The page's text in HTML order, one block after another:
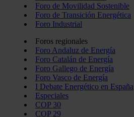
Foro de Movilidad Sostenible
Foro de Transición Energética
Foro Industrial
Foros regionales
Foro Andaluz de Energía
Foro Catalán de Energía
Foro Gallego de Energía
Foro Vasco de Energía
I Debate Energético en España
Especiales
COP 30
COP 29